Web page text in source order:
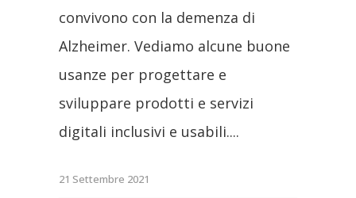
convivono con la demenza di
Alzheimer. Vediamo alcune buone
usanze per progettare e
sviluppare prodotti e servizi
digitali inclusivi e usabili.
21 Settembre 2021